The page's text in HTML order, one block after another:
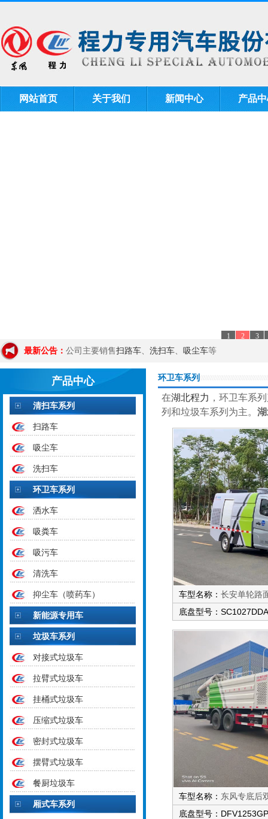
网站首页 关于我们 新闻中心 产品
3
2
1
最新公告： 公司主要销售扫路车 洗扫车 吸尘车等
产品中心
清扫车系列
扫路车
吸尘车
洗扫车
环卫车系列
洒水车
吸粪车
吸污车
清洗车
抑尘车（喷药车）
新能源专用车
垃圾车系列
对接式垃圾车
拉臂式垃圾车
挂桶式垃圾车
压缩式垃圾车
密封式垃圾车
摆臂式垃圾车
餐厨垃圾车
厢式车系列
环卫车系列
在湖北程力 ，环卫车系
列和垃圾车系列为主。
车型名称： 长安单轮路
底盘型号：
车型名称： 东风专底后
底盘型号：